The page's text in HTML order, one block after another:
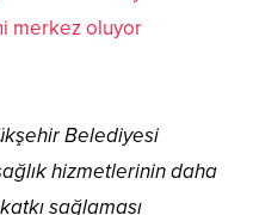
merkez oluyor
Belediyesi
hizmetlerinin daha
sağlaması